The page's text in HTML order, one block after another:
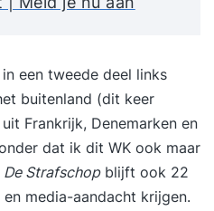
een tweede deel links
buitenland (dit keer
Frankrijk, Denemarken en
dat ik dit WK ook maar
De Strafschopblijft ook 22
media-aandacht krijgen.